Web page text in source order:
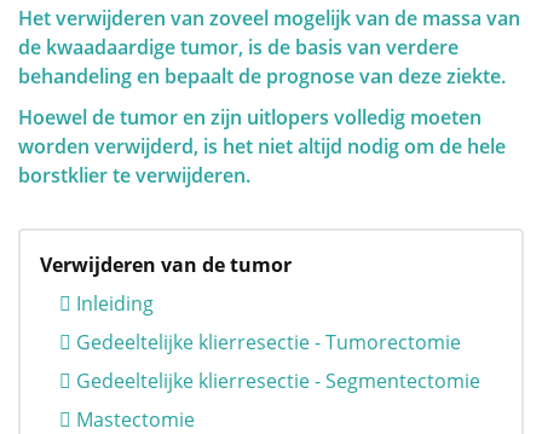
REVALIDATIE
QUALITY OF LIFE
preventie. Ondertussen zijn meerdere genen ontdekt
alsook meerdere risicofactoren beschreven.
Afhankelijk van beide kan een gepersonaliseerde
belangrijk om deze risico- en genetische factoren te
begrijpen.
Risicofactoren en Screening
Genetische factoren
Het verwijderen van zoveel mogelijk van de massa van
de kwaadaardige tumor, is de basis van verdere
behandeling en bepaalt de prognose van deze ziekte.
Hoewel de tumor en zijn uitlopers volledig moeten
worden verwijderd, is het niet altijd nodig om de hele
borstklier te verwijderen.
Verwijderen van de tumor
Inleiding
Gedeeltelijke klierresectie - Tumorectomie
Gedeeltelijke klierresectie - Segmentectomie
Mastectomie